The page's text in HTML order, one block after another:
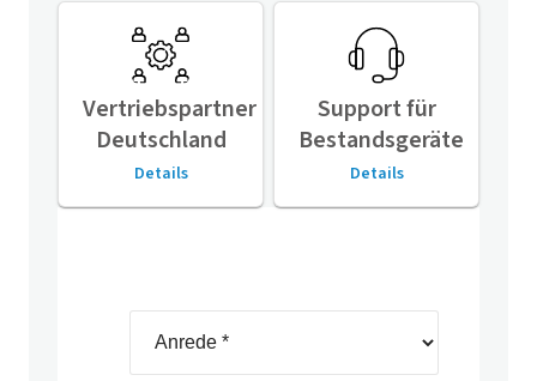
Vertriebspartner
Deutschland
Details
Support für
Bestandsgeräte
Details